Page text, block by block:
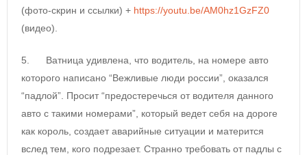
(фото-скрин и ссылки) + https://youtu.be/AM0hz1GzFZ0
(видео).
5. Ватница удивлена, что водитель, на номере авто
которого написано “Вежливые люди россии”, оказался
“падлой”. Просит “предостеречься от водителя данного
авто с такими номерами”, который ведет себя на дороге
как король, создает аварийные ситуации и матерится
вслед тем, кого подрезает. Странно требовать от падлы с